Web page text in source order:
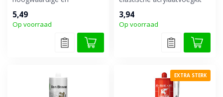
monta...
5,49
Op voorraad
sierpleisterstru...
3,94
Op voorraad
EXTRA STERK